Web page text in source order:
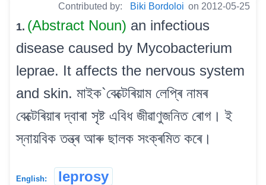
Contributed by: Biki Bordoloi on 2012-05-25
1. (Abstract Noun) an infectious
disease caused by Mycobacterium
leprae. It affects the nervous system
and skin. মাইক`বেক্টেৰিয়াম লেপ্ৰি নামৰ
বেক্টেৰিয়াৰ দ্বাৰা সৃষ্ট এবিধ জীৱাণুজনিত ৰোগ। ই
স্নায়বিক তন্ত্ৰ আৰু ছালক সংক্ৰমিত কৰে।
English: leprosy